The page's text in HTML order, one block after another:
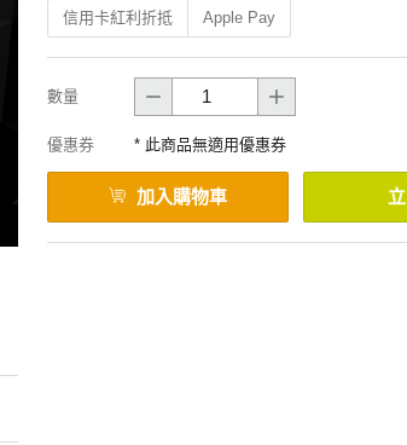
信用卡紅利折抵 Apple Pay
數量
優惠券 * 此商品無適用優惠券
加入購物車